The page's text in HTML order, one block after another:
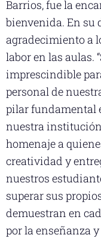
Barrios, fue la
bienvenida. En su
agradecimiento a
labor en las aulas.
imprescindible
personal de
pilar fundamental
nuestra
homenaje a
creatividad y
nuestros
superar sus
demuestran en
por la enseñanza